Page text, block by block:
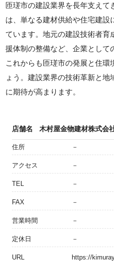
匝瑳市の建設業界を長年支えて
は、単なる建材供給や住宅建設
ています。地元の建設技術者育
援体制の整備など、企業として
これからも匝瑳市の発展と住環
ょう。建設業界の技術革新と
に期待が高まります。
店舗名 木村屋金物建材株式会
住所 －
アクセス －
TEL －
FAX －
営業時間 －
定休日 －
URL https://